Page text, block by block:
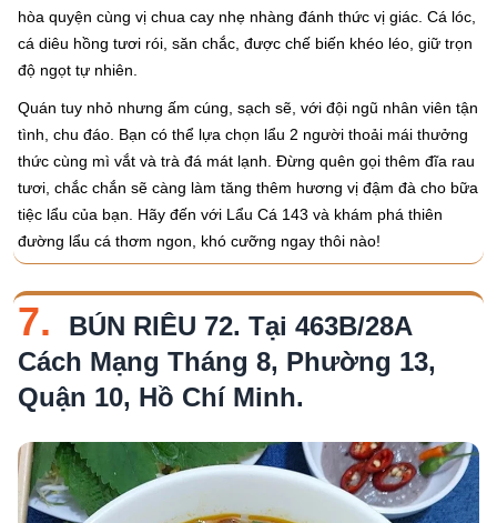
hòa quyện cùng vị chua cay nhẹ nhàng đánh thức vị giác. Cá lóc,
cá diêu hồng tươi rói, săn chắc, được chế biến khéo léo, giữ trọn
độ ngọt tự nhiên.
Quán tuy nhỏ nhưng ấm cúng, sạch sẽ, với đội ngũ nhân viên tận
tình, chu đáo. Bạn có thể lựa chọn lẩu 2 người thoải mái thưởng
thức cùng mì vắt và trà đá mát lạnh. Đừng quên gọi thêm đĩa rau
tươi, chắc chắn sẽ càng làm tăng thêm hương vị đậm đà cho bữa
tiệc lẩu của bạn. Hãy đến với Lẩu Cá 143 và khám phá thiên
đường lẩu cá thơm ngon, khó cưỡng ngay thôi nào!
7.
BÚN RIÊU 72. Tại 463B/28A
Cách Mạng Tháng 8, Phường 13,
Quận 10, Hồ Chí Minh.